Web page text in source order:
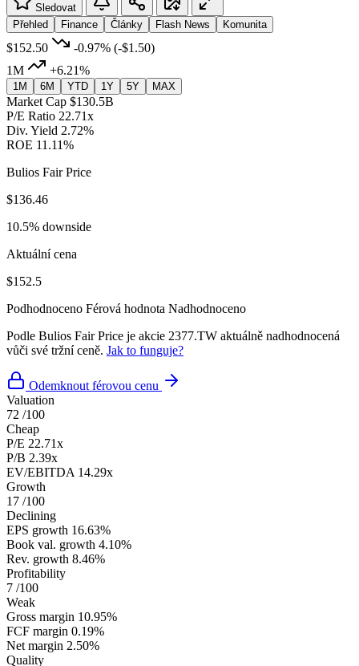
Sledovat
Přehled
Finance Články Flash News Komunita
$152.50 -0.97% (-$1.50)
1M
+6.21%
1M 6M YTD 1Y 5Y MAX
Market Cap $130.5B
P/E Ratio 22.71x
Div. Yield 2.72%
ROE 11.11%
Bulios Fair Price
$136.46
10.5% downside
Aktuální cena
$152.5
Podhodnoceno Férová hodnota Nadhodnoceno
Podle Bulios Fair Price je akcie 2377.TW aktuálně nadhodnocená
vůči své tržní ceně. Jak to funguje?
Odemknout férovou cenu
Valuation
72 /100
Cheap
P/E 22.71x
P/B 2.39x
EV/EBITDA 14.29x
Growth
17 /100
Declining
EPS growth 16.63%
Book val. growth 4.10%
Rev. growth 8.46%
Profitability
7 /100
Weak
Gross margin 10.95%
FCF margin 0.19%
Net margin 2.50%
Quality